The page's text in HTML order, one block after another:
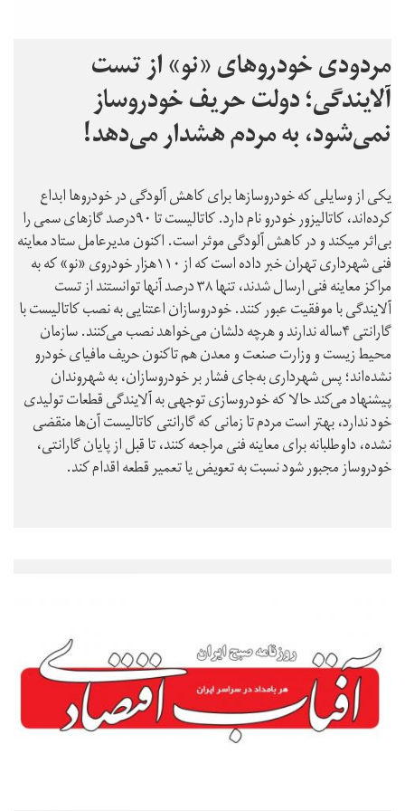
مردودی خودروهای «نو» از تست
آلایندگی؛ دولت حریف خودروساز
نمی‌شود، به مردم هشدار می‌دهد!
یکی از وسایلی که خودروسازها برای کاهش آلودگی در خودروها ابداع
کرده‌اند، کاتالیزور خودرو نام دارد. کاتالیست تا ۹۰درصد گازهای سمی را
بی‌اثر میکند و در کاهش آلودگی موثر است. اکنون مدیرعامل ستاد معاینه
فنی شهرداری تهران خبر داده است که از ۱۱۰هزار خودروی «نو» که به
مراکز معاینه فنی ارسال شدند، تنها ۳۸ درصد آنها توانستند از تست
آلایندگی با موفقیت عبور کنند. خودروسازان اعتنایی به نصب کاتالیست با
گارانتی ۴ساله ندارند و هرچه دلشان می‌خواهد نصب می‌کنند. سازمان
محیط زیست و وزارت صنعت و معدن هم تاکنون حریف مافیای خودرو
نشده‌اند؛ پس شهرداری به‌جای فشار بر خودروسازان، به شهروندان
پیشنهاد می‌کند حالا که خودروسازی توجهی به آلایندگی قطعات تولیدی
خود ندارد، بهتر است مردم تا زمانی که گارانتی کاتالیست آن‌ها منقضی
نشده، داوطلبانه برای معاینه فنی مراجعه کنند، تا قبل از پایان گارانتی،
خودروساز مجبور شود نسبت به تعویض یا تعمیر قطعه اقدام کند.